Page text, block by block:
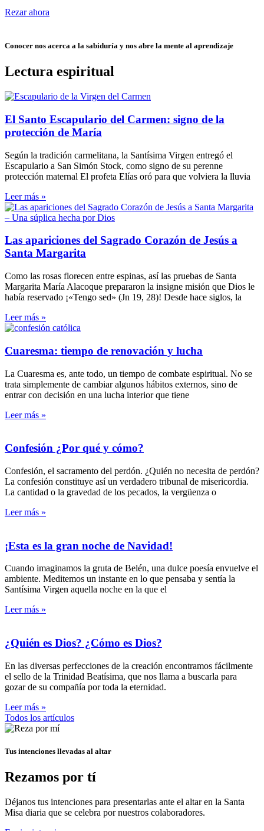
Rezar ahora
Conocer nos acerca a la sabiduría y nos abre la mente al aprendizaje
Lectura espiritual
El Santo Escapulario del Carmen: signo de la
protección de María
Según la tradición carmelitana, la Santísima Virgen entregó el
Escapulario a San Simón Stock, como signo de su perenne
protección maternal El profeta Elías oró para que volviera la lluvia
Leer más »
Las apariciones del Sagrado Corazón de Jesús a
Santa Margarita
Como las rosas florecen entre espinas, así las pruebas de Santa
Margarita María Alacoque prepararon la insigne misión que Dios le
había reservado ¡«Tengo sed» (Jn 19, 28)! Desde hace siglos, la
Leer más »
Cuaresma: tiempo de renovación y lucha
La Cuaresma es, ante todo, un tiempo de combate espiritual. No se
trata simplemente de cambiar algunos hábitos externos, sino de
entrar con decisión en una lucha interior que tiene
Leer más »
Confesión ¿Por qué y cómo?
Confesión, el sacramento del perdón. ¿Quién no necesita de perdón?
La confesión constituye así un verdadero tribunal de misericordia.
La cantidad o la gravedad de los pecados, la vergüenza o
Leer más »
¡Esta es la gran noche de Navidad!
Cuando imaginamos la gruta de Belén, una dulce poesía envuelve el
ambiente. Meditemos un instante en lo que pensaba y sentía la
Santísima Virgen aquella noche en la que el
Leer más »
¿Quién es Dios? ¿Cómo es Dios?
En las diversas perfecciones de la creación encontramos fácilmente
el sello de la Trinidad Beatísima, que nos llama a buscarla para
gozar de su compañía por toda la eternidad.
Leer más »
Todos los artículos
Tus intenciones llevadas al altar
Rezamos por tí
Déjanos tus intenciones para presentarlas ante el altar en la Santa
Misa diaria que se celebra por nuestros colaboradores.